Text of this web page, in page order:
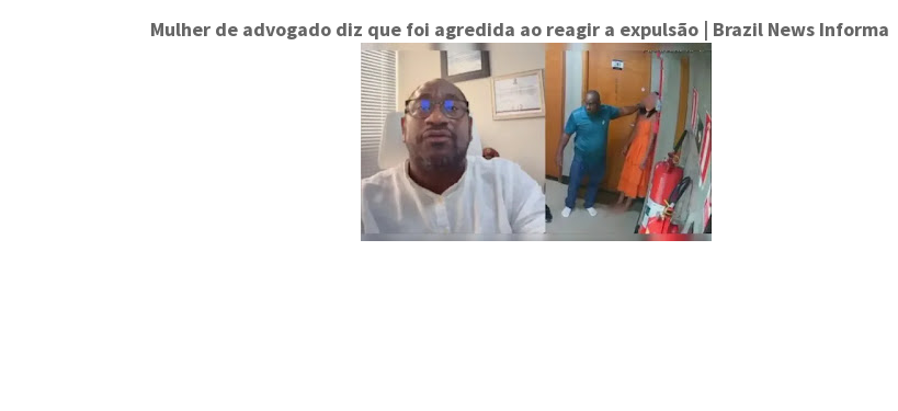
Mulher de advogado diz que foi agredida ao reagir a expulsão | Brazil News Informa